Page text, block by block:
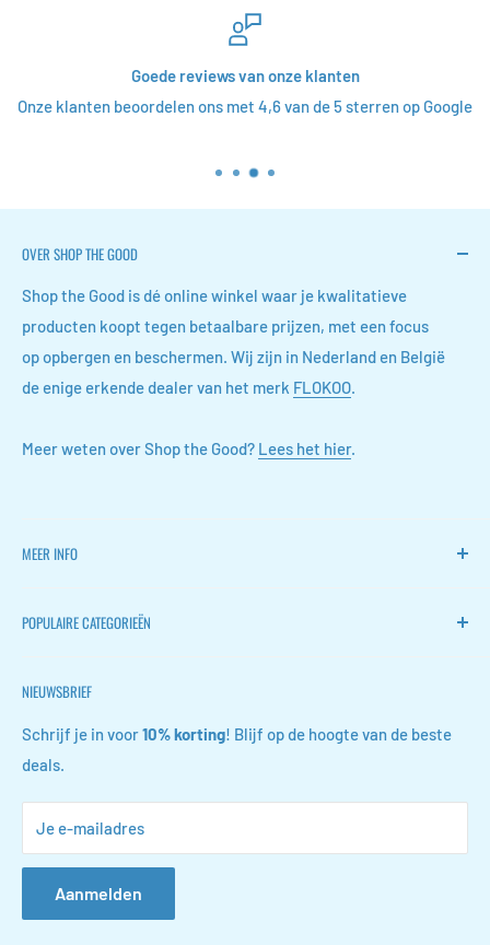
Goede reviews van onze klanten
Onze klanten beoordelen ons met 4,6 van de 5 sterren op Google
OVER SHOP THE GOOD
Shop the Good is dé online winkel waar je kwalitatieve
producten koopt tegen betaalbare prijzen, met een focus
op opbergen en beschermen. Wij zijn in Nederland en België
de enige erkende dealer van het merk FLOKOO.
Meer weten over Shop the Good? Lees het hier.
MEER INFO
FLOKOO
Contact
FAQ
Algemene voorwaarden
Privacyverklaring
Vacatures
POPULAIRE CATEGORIEËN
Wijn accessoires
Schoen opbergers
Conferentiemappen
Gootsteenkast organizers
Sieraden organizers
Leerklokken
NIEUWSBRIEF
Schrijf je in voor10% korting! Blijf op de hoogte van de beste
deals.
Je e-mailadres
Aanmelden